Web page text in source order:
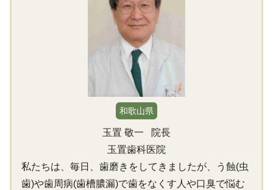
和歌山県
玉置 敬一
院長
玉置歯科医院
私たちは、毎日、歯磨きをしてきましたが、う蝕(虫
歯)や歯周病(歯槽膿漏)で歯をなくす人や口臭で悩む